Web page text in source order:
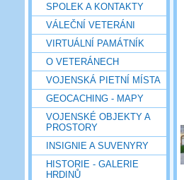
SPOLEK A KONTAKTY
VÁLEČNÍ VETERÁNI
VIRTUÁLNÍ PAMÁTNÍK
O VETERÁNECH
VOJENSKÁ PIETNÍ MÍSTA
GEOCACHING - MAPY
VOJENSKÉ OBJEKTY A
PROSTORY
INSIGNIE A SUVENYRY
HISTORIE - GALERIE
HRDINŮ